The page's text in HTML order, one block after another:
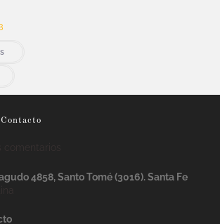
4858, Santo Tomé (3016). Santa Fe